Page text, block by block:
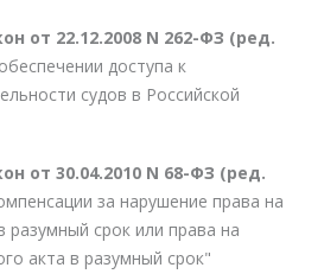
от 22.12.2008 N 262-ФЗ (ред.
доступа к
судов в Российской
от 30.04.2010 N 68-ФЗ (ред.
за нарушение права на
разумный срок или права на
акта в разумный срок"